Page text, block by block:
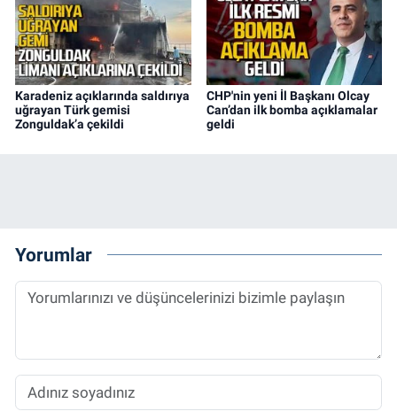
Karadeniz açıklarında saldırıya
uğrayan Türk gemisi
Zonguldak’a çekildi
CHP'nin yeni İl Başkanı Olcay
Can’dan ilk bomba açıklamalar
geldi
Yorumlar